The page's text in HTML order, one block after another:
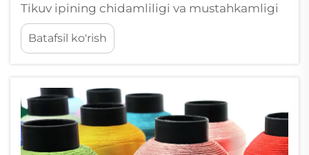
Tikuv ipining chidamliligi va mustahkamligi
tikilgan mahsulotning sifati va xizmat
ko'rsatish muddatini aniqlashda muhim rol
o'ynaydi. Kiyim-kechaklar va mebellardan
kelishlarda mahsulotning butunligi...
Batafsil ko'rish